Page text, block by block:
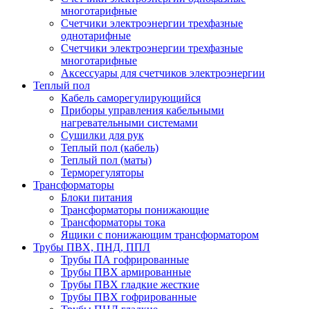
многотарифные
Счетчики электроэнергии трехфазные
однотарифные
Счетчики электроэнергии трехфазные
многотарифные
Аксессуары для счетчиков электроэнергии
Теплый пол
Кабель саморегулирующийся
Приборы управления кабельными
нагревательными системами
Сушилки для рук
Теплый пол (кабель)
Теплый пол (маты)
Терморегуляторы
Трансформаторы
Блоки питания
Трансформаторы понижающие
Трансформаторы тока
Ящики с понижающим трансформатором
Трубы ПВХ, ПНД, ППЛ
Трубы ПА гофрированные
Трубы ПВХ армированные
Трубы ПВХ гладкие жесткие
Трубы ПВХ гофрированные